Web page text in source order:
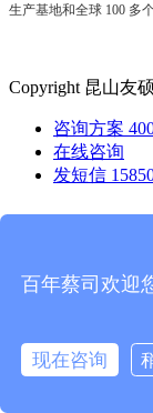
生产基地和全球 100 多
Copyright 昆山友
咨询方案
在线咨询
发短信
百年蔡司欢迎
现在咨询
在线咨